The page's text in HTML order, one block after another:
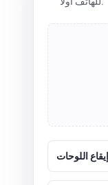
إيقاع اللوحات